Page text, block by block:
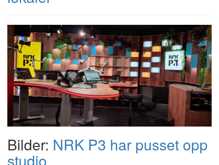
Bilder: NRK P3 har pusset opp
studio